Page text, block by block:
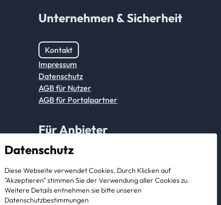
Datenschutz
Diese Webseite verwendet Cookies. Durch Klicken auf
"Akzeptieren" stimmen Sie der Verwendung aller Cookies zu.
Weitere Details entnehmen sie bitte unseren
Datenschutzbestimmungen
Unternehmen & Sicherheit
Kontakt
Impressum
Datenschutz
AGB für Nutzer
AGB für Portalpartner
Für Anbieter
Als Anbieter registrieren